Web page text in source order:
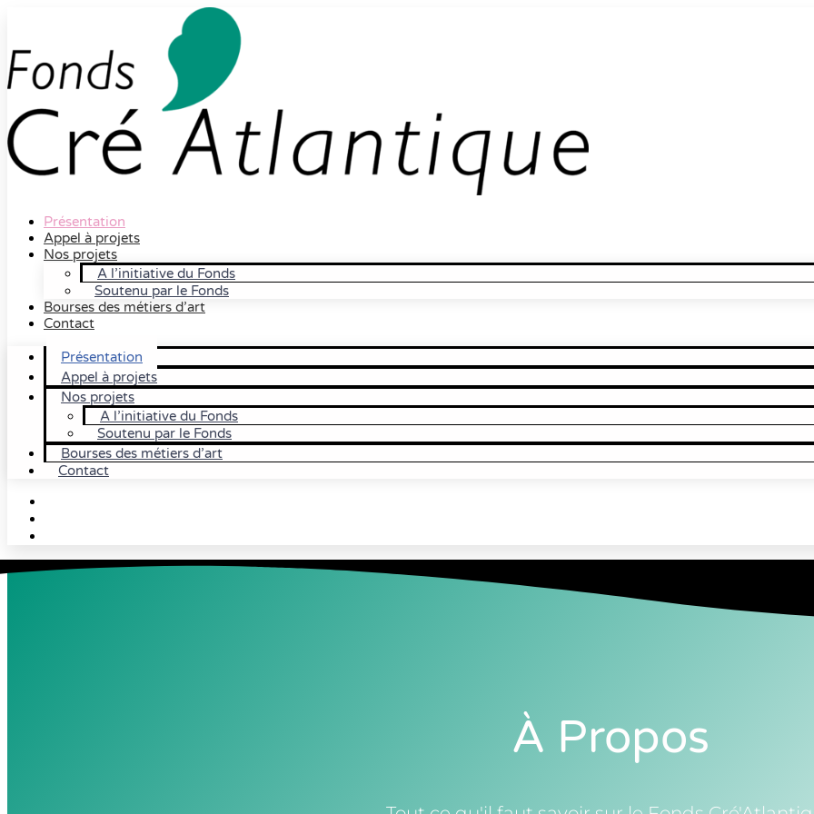
Présentation
Appel à projets
Nos projets
A l’initiative du Fonds
Soutenu par le Fonds
Bourses des métiers d’art
Contact
Présentation
Appel à projets
Nos projets
A l’initiative du Fonds
Soutenu par le Fonds
Bourses des métiers d’art
Contact
À Propos